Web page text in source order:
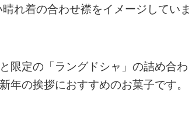
れ着の合わせ襟をイメージしていま
限定の「ラングドシャ」の詰め合わ
年の挨拶におすすめのお菓子です。